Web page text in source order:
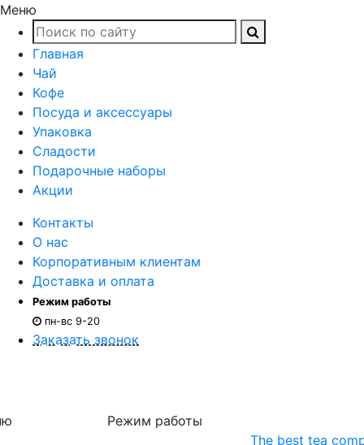
Меню
Главная
Чай
Кофе
Посуда и аксессуары
Упаковка
Сладости
Подарочные наборы
Акции
Контакты
О нас
Корпоративным клиентам
Доставка и оплата
Режим работы
пн-вс 9-20
Заказать звонок
Режим работы
The best tea